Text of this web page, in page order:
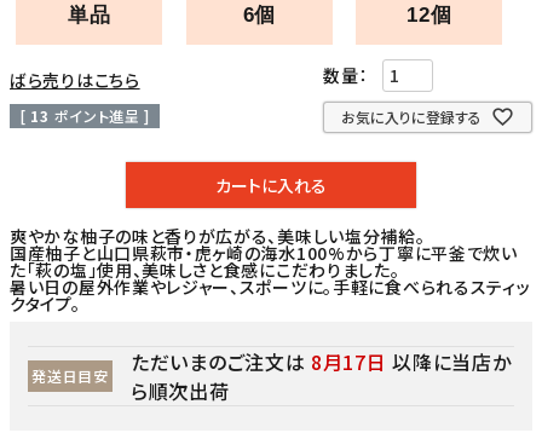
単品
6個
12個
ばら売りはこちら
[ 13 ポイント進呈 ] お気に入りに登録する
カートに入れる
爽やかな柚子の味と香りが広がる、美味しい塩分補給。
国産柚子と山口県萩市・虎ヶ崎の海水100%から丁寧に平釜で炊い
た「萩の塩」使用、美味しさと食感にこだわりました。
暑い日の屋外作業やレジャー、スポーツに。手軽に食べられるスティッ
クタイプ。
発送日目安 ただいまのご注文は 8月17日 以降に当店か
ら順次出荷